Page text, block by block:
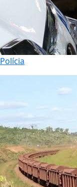
Polícia